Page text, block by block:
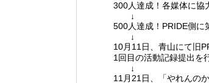
300人達成！各媒体に協
↓
500人達成！PRIDE側に
↓
10月11日、青山にて旧
1回目の活動記録提出を
↓
11月21日、「やれんの